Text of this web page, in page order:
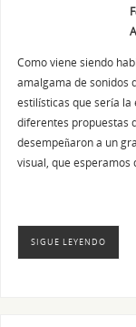
Como viene siendo
amalgama de sonidos
estilísticas que sería la
diferentes propuestas
desempeñaron a un
visual, que esperamos
SIGUE LEYENDO